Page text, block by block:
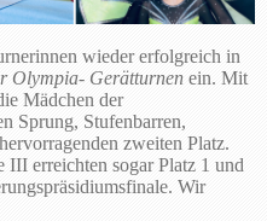
wieder erfolgreich in
Olympia- Gerätturnen ein. Mit
Mädchen der
Sprung, Stufenbarren,
zweiten Platz.
III erreichten sogar Platz 1 und
Wir